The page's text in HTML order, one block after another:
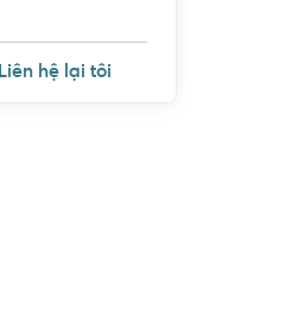
Liên hệ lại tôi